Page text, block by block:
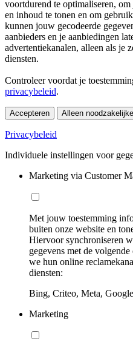
voortdurend te optimaliseren, om
en inhoud te tonen en om
kunnen jouw gecodeerde
aanbieders en je aanbiedingen
advertentiekanalen, alleen als je
diensten.
Controleer voordat je
privacybeleid.
Accepteren Alleen noodzakelijke
Privacybeleid
Individuele instellingen voor
Marketing via Customer
Met jouw toestemming
buiten onze website en
Hiervoor synchroniseren
gegevens met de
we hun online
diensten:
Bing, Criteo, Meta,
Marketing